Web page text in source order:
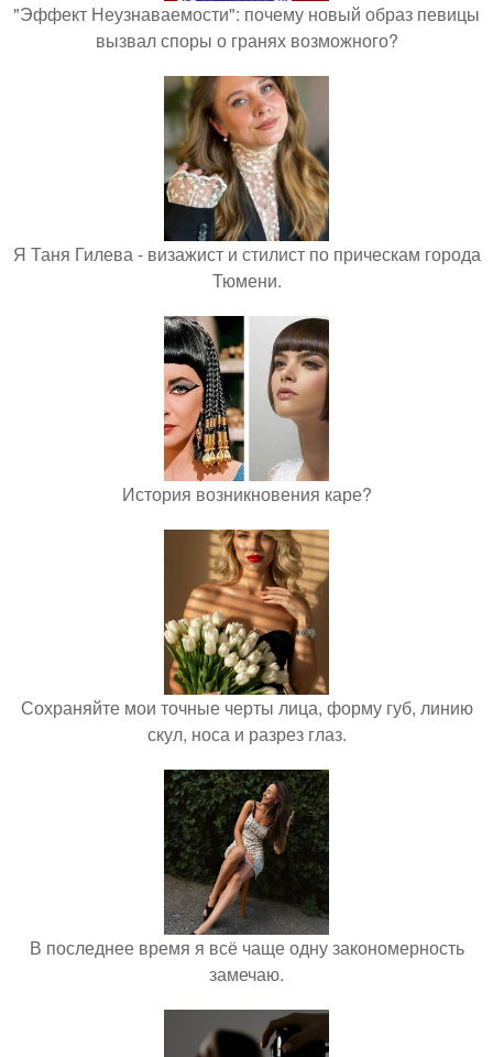
"Эффект Неузнаваемости": почему новый образ певицы
вызвал споры о гранях возможного?
Я Таня Гилева - визажист и стилист по прическам города
Тюмени.
История возникновения каре?
Сохраняйте мои точные черты лица, форму губ, линию
скул, носа и разрез глаз.
В последнее время я всё чаще одну закономерность
замечаю.